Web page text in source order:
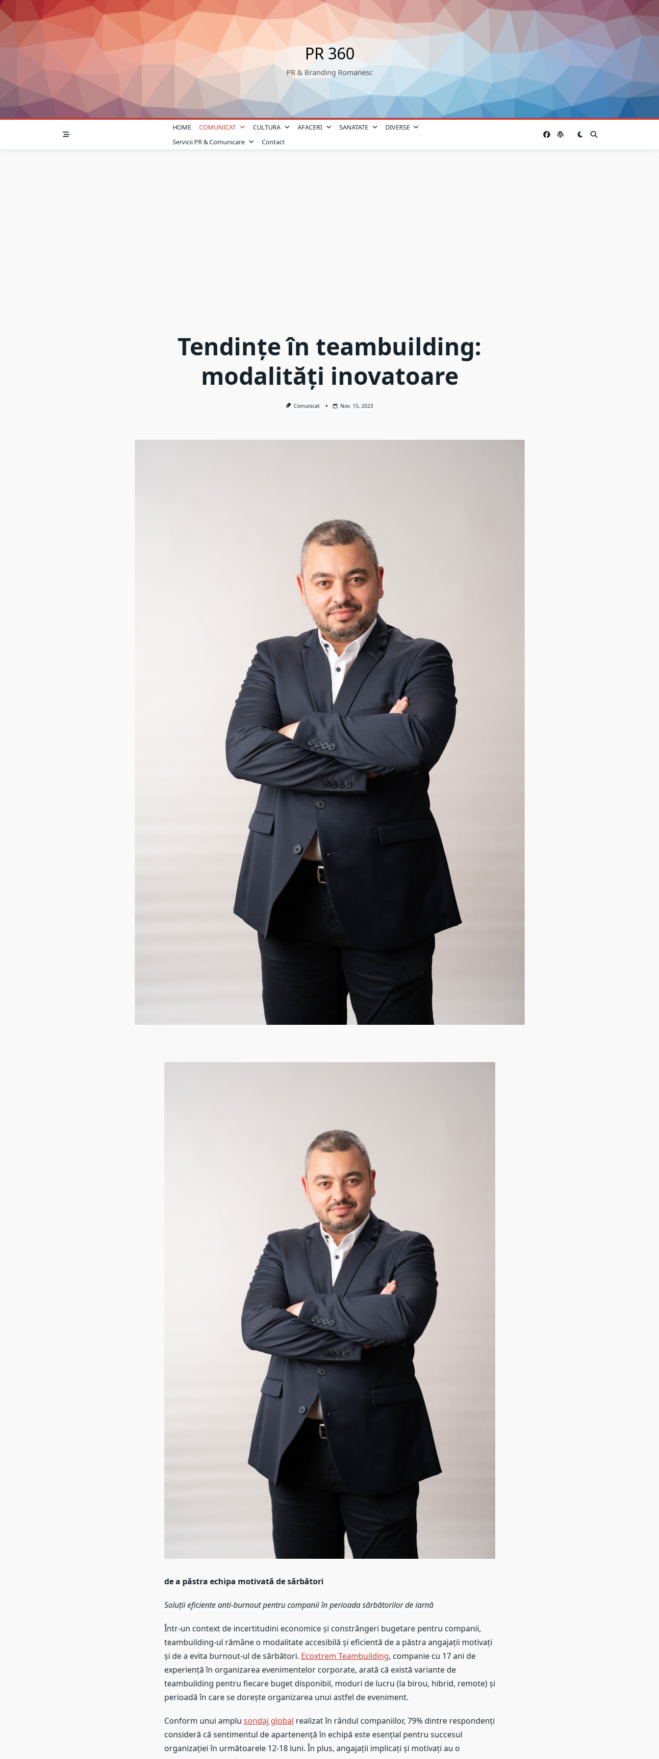
Skip
to
content
PR 360
PR & Branding Romanesc
HOME COMUNICAT CULTURA AFACERI SANATATE
DIVERSE
Servicii PR & Comunicare
Contact
Tendințe în teambuilding:
modalități inovatoare
Comunicat Nov. 15, 2023
de a păstra echipa motivată de sărbători
Soluții eficiente anti-burnout pentru companii în perioada sărbătorilor de iarnă
Într-un context de incertitudini economice și constrângeri bugetare pentru companii,
teambuilding-ul rămâne o modalitate accesibilă și eficientă de a păstra angajații motivați
și de a evita burnout-ul de sărbători. Ecoxtrem Teambuilding, companie cu 17 ani de
experiență în organizarea evenimentelor corporate, arată că există variante de
teambuilding pentru fiecare buget disponibil, moduri de lucru (la birou, hibrid, remote) și
perioadă în care se dorește organizarea unui astfel de eveniment.
Conform unui amplu sondaj global realizat în rândul companiilor, 79% dintre respondenți
consideră că sentimentul de apartenență în echipă este esențial pentru succesul
organizației în următoarele 12-18 luni. În plus, angajații implicați și motivați au o